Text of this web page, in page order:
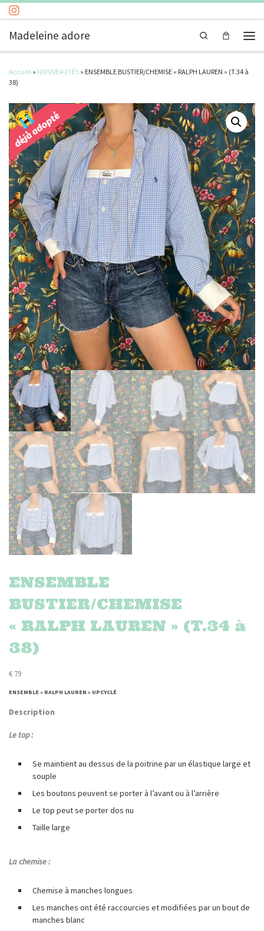
Passer au contenu
Madeleine adore
Search
Accueil » NOUVEAUTÉS » ENSEMBLE BUSTIER/CHEMISE « RALPH LAUREN » (T.34 à
38)
ENSEMBLE
BUSTIER/CHEMISE
« RALPH LAUREN » (T.34 à
38)
€ 79
ENSEMBLE « RALPH LAUREN » UPCYCLÉ
Description
Le top :
Se maintient au dessus de la poitrine par un élastique large et
souple
Les boutons peuvent se porter à l’avant ou à l’arrière
Le top peut se porter dos nu
Taille large
La chemise :
Chemise à manches longues
Les manches ont été raccourcies et modifiées par un bout de
manches blanc